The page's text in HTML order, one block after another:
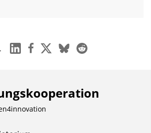
linkedinfacebook
x blueskyreddit